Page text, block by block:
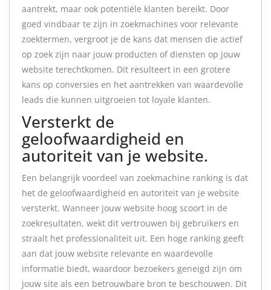
aantrekt, maar ook potentiële klanten bereikt. Door
goed vindbaar te zijn in zoekmachines voor relevante
zoektermen, vergroot je de kans dat mensen die actief
op zoek zijn naar jouw producten of diensten op jouw
website terechtkomen. Dit resulteert in een grotere
kans op conversies en het aantrekken van waardevolle
leads die kunnen uitgroeien tot loyale klanten.
Versterkt de
geloofwaardigheid en
autoriteit van je website.
Een belangrijk voordeel van zoekmachine ranking is dat
het de geloofwaardigheid en autoriteit van je website
versterkt. Wanneer jouw website hoog scoort in de
zoekresultaten, wekt dit vertrouwen bij gebruikers en
straalt het professionaliteit uit. Een hoge ranking geeft
aan dat jouw website relevante en waardevolle
informatie biedt, waardoor bezoekers geneigd zijn om
jouw site als een betrouwbare bron te beschouwen. Dit